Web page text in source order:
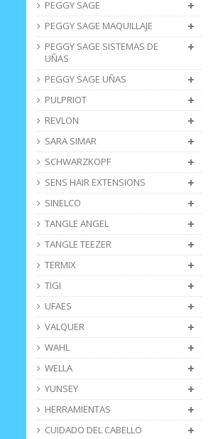
PEGGY SAGE
PEGGY SAGE MAQUILLAJE
PEGGY SAGE SISTEMAS DE
UÑAS
PEGGY SAGE UÑAS
PULPRIOT
REVLON
SARA SIMAR
SCHWARZKOPF
SENS HAIR EXTENSIONS
SINELCO
TANGLE ANGEL
TANGLE TEEZER
TERMIX
TIGI
UFAES
VALQUER
WAHL
WELLA
YUNSEY
HERRAMIENTAS
CUIDADO DEL CABELLO